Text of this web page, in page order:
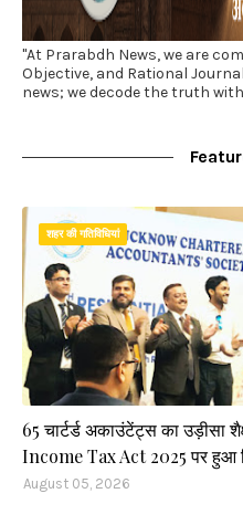
"At Prarabdh News, we are
Objective, and Rational
news; we decode the truth
शहर की गतिविधियां
65 चार्टर्ड अकाउंटेंट्स का उड़ीसा
Income Tax Act 2025 पर हुआ
August 05, 2026